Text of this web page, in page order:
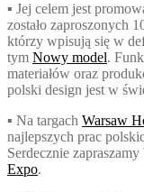
▪ Jej celem jest
zostało zaproszonych
którzy wpisują się w
tym Nowy model.
materiałów oraz
polski design jest w
▪ Na targach Warsaw
najlepszych prac
Serdecznie
Expo.